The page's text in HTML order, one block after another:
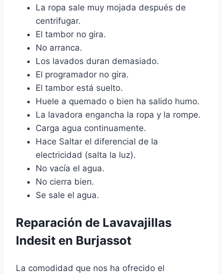
La ropa sale muy mojada después de
centrifugar.
El tambor no gira.
No arranca.
Los lavados duran demasiado.
El programador no gira.
El tambor está suelto.
Huele a quemado o bien ha salido humo.
La lavadora engancha la ropa y la rompe.
Carga agua continuamente.
Hace Saltar el diferencial de la
electricidad (salta la luz).
No vacía el agua.
No cierra bien.
Se sale el agua.
Reparación de Lavavajillas
Indesit en Burjassot
La comodidad que nos ha ofrecido el